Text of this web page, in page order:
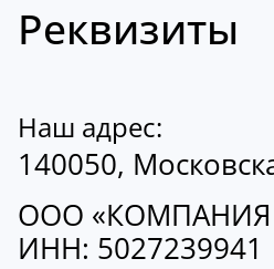
Реквизиты
Наш адрес:
140050,
ООО
ИНН: 5027239941